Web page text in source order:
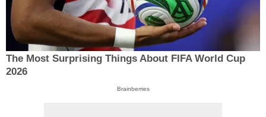
The Most Surprising Things About FIFA World Cup
2026
Brainberries